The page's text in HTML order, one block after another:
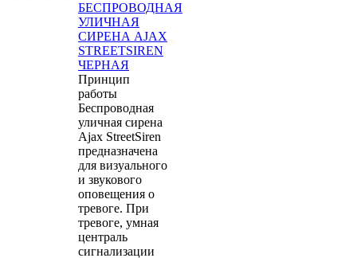
БЕСПРОВОДНАЯ
УЛИЧНАЯ
СИРЕНА AJAX
STREETSIREN
ЧЕРНАЯ
Принцип
работы
Беспроводная
уличная сирена
Ajax StreetSiren
предназначена
для визуального
и звукового
оповещения о
тревоге. При
тревоге, умная
централь
сигнализации